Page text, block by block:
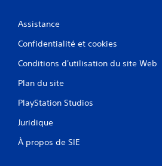
Assistance
Confidentialité et cookies
Conditions d'utilisation du site Web
Plan du site
PlayStation Studios
Juridique
À propos de SIE